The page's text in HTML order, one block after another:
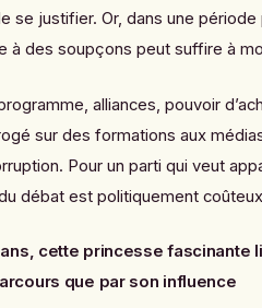
se justifier. Or, dans une
à des soupçons peut suffire à
alliances, pouvoir
sur des formations aux
Pour un parti qui veut
débat est politiquement
cette princesse fascinante
que par son influence